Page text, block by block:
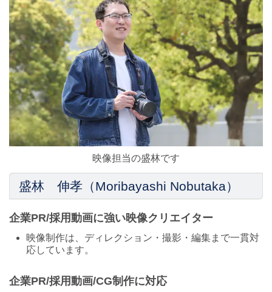
映像担当の盛林です
盛林 伸孝（Moribayashi Nobutaka）
企業PR/採用動画に強い映像クリエイター
映像制作は、ディレクション・撮影・編集まで一貫対
応しています。
企業PR/採用動画/CG制作に対応